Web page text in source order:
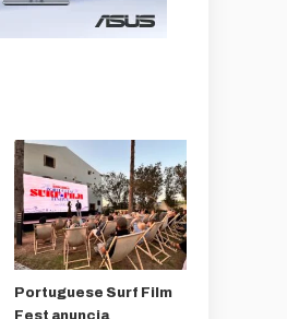
Portuguese Surf Film
Fest anuncia